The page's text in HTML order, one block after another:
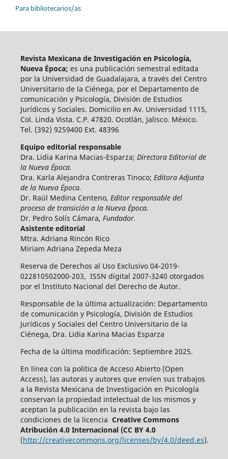
Para bibliotecarios/as
Revista Mexicana de Investigación en Psicología,
Nueva Época; es una publicación semestral editada
por la Universidad de Guadalajara, a través del Centro
Universitario de la Ciénega, por el Departamento de
comunicación y Psicología, División de Estudios
Jurídicos y Sociales. Domicilio en Av. Universidad 1115,
Col. Linda Vista. C.P. 47820. Ocotlán, Jalisco. México.
Tel. (392) 9259400 Ext. 48396
Equipo editorial responsable
Dra. Lidia Karina Macias-Esparza; Directora Editorial de
la Nueva Época.
Dra. Karla Alejandra Contreras Tinoco; Editora Adjunta
de la Nueva Época.
Dr. Raúl Medina Centeno, Editor responsable del
proceso de transición a la Nueva Época.
Dr. Pedro Solís Cámara, Fundador.
Asistente editorial
Mtra. Adriana Rincón Rico
Miriam Adriana Zepeda Meza
Reserva de Derechos al Uso Exclusivo 04-2019-
022810502000-203, ISSN digital 2007-3240 otorgados
por el Instituto Nacional del Derecho de Autor.
Responsable de la última actualización: Departamento
de comunicación y Psicología, División de Estudios
Jurídicos y Sociales del Centro Universitario de la
Ciénega, Dra. Lidia Karina Macias Esparza
Fecha de la última modificación: Septiembre 2025.
En línea con la política de Acceso Abierto (Open
Access), las autoras y autores que envíen sus trabajos
a la Revista Mexicana de Investigación en Psicología
conservan la propiedad intelectual de los mismos y
aceptan la publicación en la revista bajo las
condiciones de la licencia Creative Commons
Atribución 4.0 Internacional (CC BY 4.0
(http://creativecommons.org/licenses/by/4.0/deed.es).